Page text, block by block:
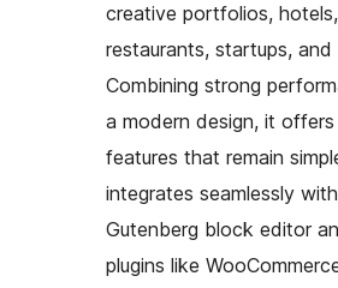
creative portfolios, hotels,
restaurants, startups, and
Combining strong
a modern design, it
features that remain
integrates seamlessly
Gutenberg block editor
plugins like